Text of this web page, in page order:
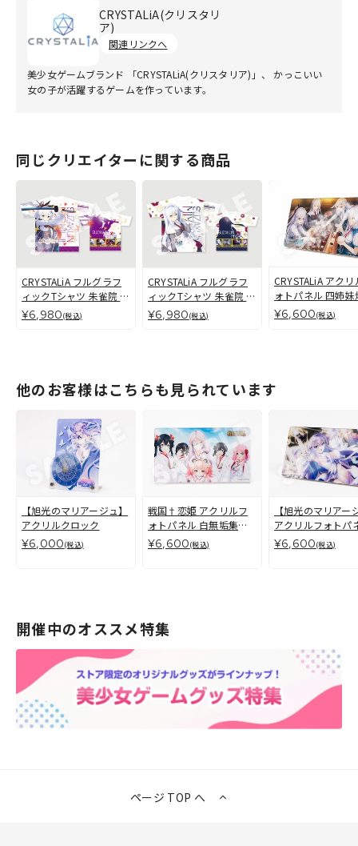
CRYSTALiA(クリスタリ
ア)
関連リンクへ
美少女ゲームブランド 「CRYSTALiA(クリスタリア)」、 かっこいい
女の子が活躍するゲームを作っています。
同じクリエイターに関する商品
CRYSTALiA フルグラフ
ィックTシャツ 朱雀院 紅
葉[L/XL]
¥6,980(税込)
CRYSTALiA フルグラフ
ィックTシャツ 朱雀院 都
子【朱雀四重奏】
¥6,980(税込)
CRYSTALiA アクリ
ォトパネル 四姉妹
肉【朱雀四重奏】
¥6,600(税込)
他のお客様はこちらも見られています
【旭光のマリアージュ】
アクリルクロック
¥6,000(税込)
戦国†恋姫 アクリルフ
ォトパネル 白無垢集合
（欅＆榧＆樅＆松乃＆椹
＆ちい子）エンディング
¥6,600(税込)
【旭光のマリアー
アクリルフォトパ
リア
¥6,600(税込)
開催中のオススメ特集
ページ TOP へ